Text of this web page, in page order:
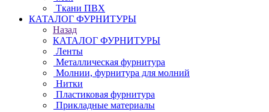
Ткани ПВХ
КАТАЛОГ ФУРНИТУРЫ
Назад
КАТАЛОГ ФУРНИТУРЫ
Ленты
Металлическая фурнитура
Молнии, фурнитура для молний
Нитки
Пластиковая фурнитура
Прикладные материалы